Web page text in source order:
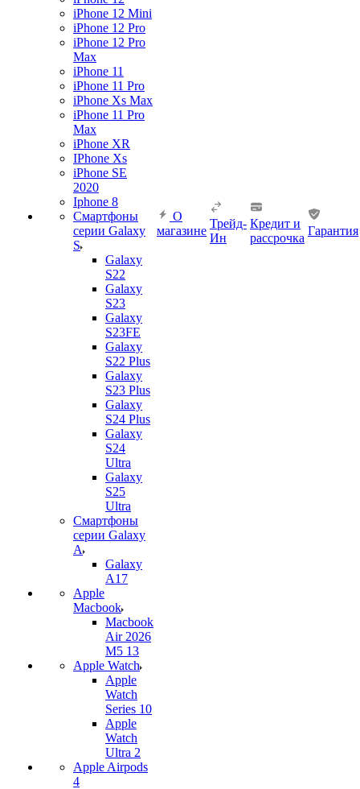
iPhone 12 Mini
iPhone 12 Pro
iPhone 12 Pro
Max
iPhone 11
iPhone 11 Pro
iPhone Xs Max
iPhone 11 Pro
Max
iPhone XR
IPhone Xs
iPhone SE
2020
Iphone 8
Смартфоны
серии Galaxy
S
Galaxy
S22
Galaxy
S23
Galaxy
S23FE
Galaxy
S22 Plus
Galaxy
S23 Plus
Galaxy
S24 Plus
Galaxy
S24
Ultra
Galaxy
S25
Ultra
Смартфоны
серии Galaxy
A
Galaxy
A17
Apple
Macbook
Macbook
Air 2026
M5 13
Apple Watch
Apple
Watch
Series 10
Apple
Watch
Ultra 2
Apple Airpods
4
О
магазине
Трейд-
Ин
Кредит и
рассрочка
Гарантия